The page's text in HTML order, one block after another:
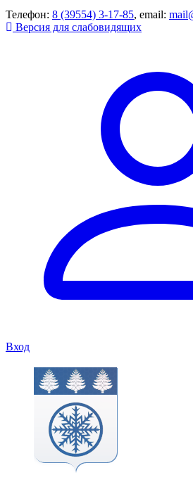
Телефон: 8 (39554) 3-17-85, email:
Версия для слабовидящих
Вход